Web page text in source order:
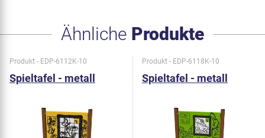
Ähnliche Produkte
Produkt - EDP-6112K-10
Spieltafel - metall
Produkt - EDP-6118K-10
Spieltafel - metall